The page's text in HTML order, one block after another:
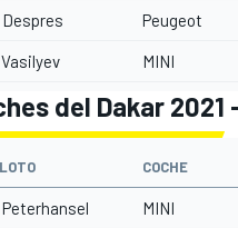
Despres Peugeot
Vasilyev MINI
del Dakar 2021
COCHE
Peterhansel MINI